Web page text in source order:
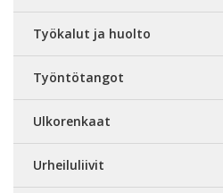
Työkalut ja huolto
Työntötangot
Ulkorenkaat
Urheiluliivit